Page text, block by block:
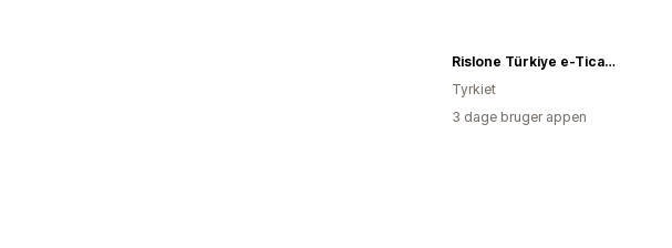
Rislone Türkiye e-Ticaret Sitesi
Tyrkiet
3 dage bruger appen